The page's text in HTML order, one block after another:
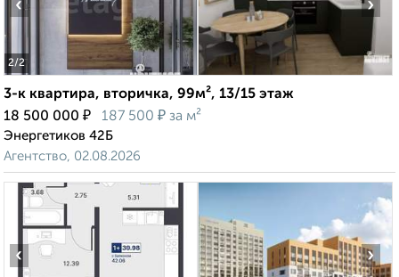
2/2
‹ ›
3-к квартира, вторичка, 99м², 13/15 этаж
18 500 000 ₽ 187 500 ₽ за м²
Энергетиков 42Б
Агентство, 02.08.2026
‹ ›